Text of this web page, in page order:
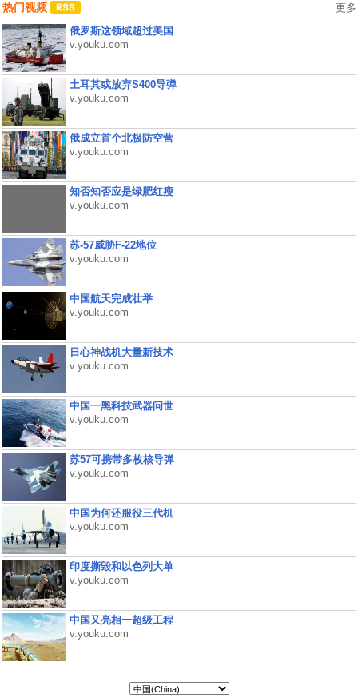
热门视频 更多
俄罗斯这领域超过美国
v.youku.com
土耳其或放弃S400导弹
v.youku.com
俄成立首个北极防空营
v.youku.com
知否知否应是绿肥红瘦
v.youku.com
苏-57威胁F-22地位
v.youku.com
中国航天完成壮举
v.youku.com
日心神战机大量新技术
v.youku.com
中国一黑科技武器问世
v.youku.com
苏57可携带多枚核导弹
v.youku.com
中国为何还服役三代机
v.youku.com
印度撕毁和以色列大单
v.youku.com
中国又亮相一超级工程
v.youku.com